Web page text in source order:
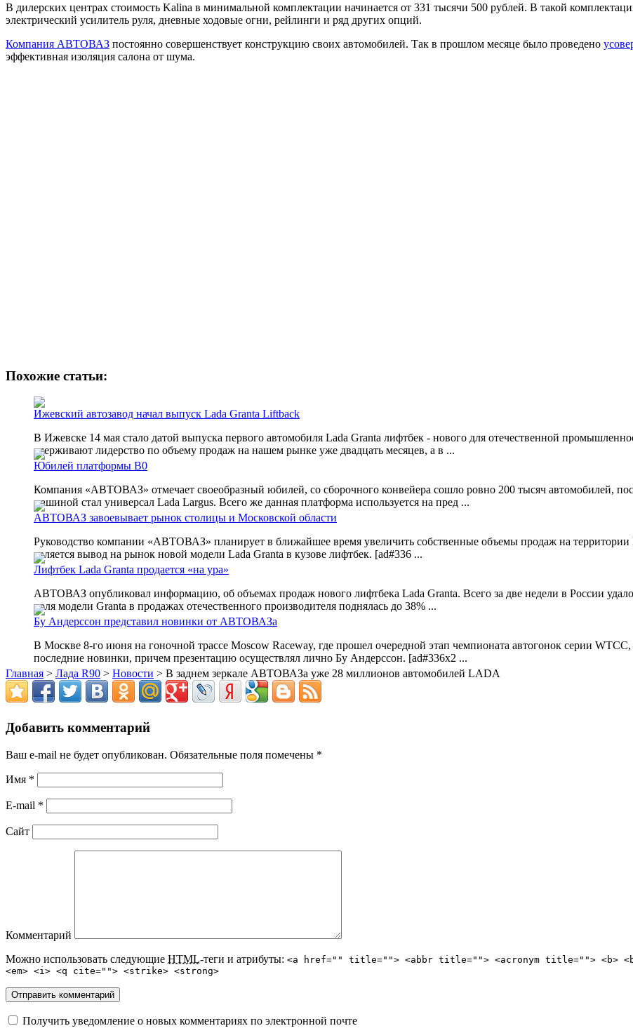
В дилерских центрах стоимость Kalina в минимальной комплектации начинается от 331 тысячи 500 рублей. В такой
электрический усилитель руля, дневные ходовые огни, рейлинги и ряд других опций.
Компания АВТОВАЗ постоянно совершенствует конструкцию своих автомобилей. Так в прошлом месяце было проведено
эффективная изоляция салона от шума.
Похожие статьи:
Ижевский автозавод начал выпуск Lada Granta Liftback
В Ижевске 14 мая стало датой выпуска первого автомобиля Lada Granta лифтбек - нового для отечественной
удерживают лидерство по объему продаж на нашем рынке уже двадцать месяцев, а в ...
Юбилей платформы В0
Компания «АВТОВАЗ» отмечает своеобразный юбилей, со сборочного конвейера сошло ровно 200 тысяч автомобилей,
машиной стал универсал Lada Largus. Всего же данная платформа используется на пред ...
АВТОВАЗ завоевывает рынок столицы и Московской области
Руководство компании «АВТОВАЗ» планирует в ближайшее время увеличить собственные объемы продаж на
является вывод на рынок новой модели Lada Granta в кузове лифтбек. [ad#336 ...
Лифтбек Lada Granta продается «на ура»
АВТОВАЗ опубликовал информацию, об объемах продаж нового лифтбека Lada Granta. Всего за две недели в России
доля модели Granta в продажах отечественного производителя поднялась до 38% ...
Бу Андерссон представил новинки от АВТОВАЗа
В Москве 8-го июня на гоночной трассе Moscow Raceway, где прошел очередной этап чемпионата автогонок серии
последние новинки, причем презентацию осуществлял лично Бу Андерссон. [ad#336x2 ...
Главная > Лада R90 > Новости > В заднем зеркале АВТОВАЗа уже 28 миллионов автомобилей LADA
Добавить комментарий
Ваш e-mail не будет опубликован. Обязательные поля помечены *
Имя *
E-mail *
Сайт
Комментарий
Можно использовать следующие HTML-теги и атрибуты: <a href="" title=""> <abbr title=""> <acronym title=""> <b>
<em> <i> <q cite=""> <strike> <strong>
Получить уведомление о новых комментариях по электронной почте